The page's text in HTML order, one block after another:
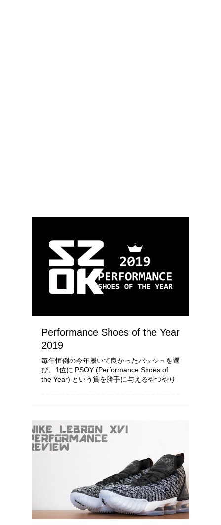
Performance Shoes of the Year
2019
毎年恒例の今年履いて良かったバッシュを選
び、1位に PSOY (Performance Shoes of
the Year) という賞を勝手に与えるやつやり